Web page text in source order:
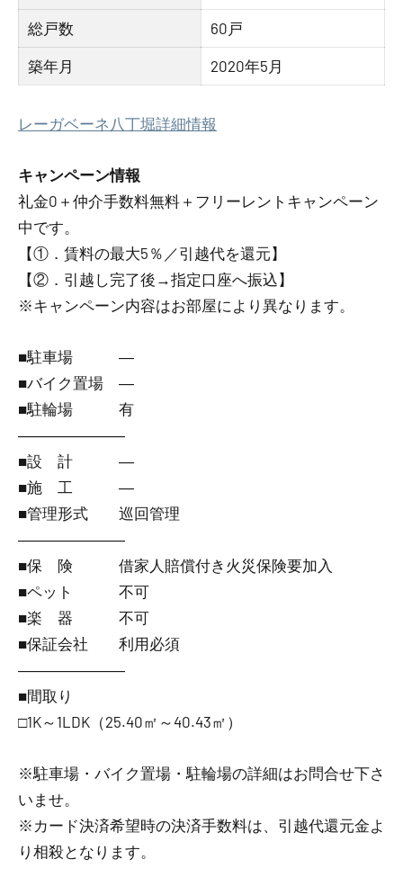
総戸数 60戸
築年月 2020年5月
レーガベーネ八丁堀詳細情報
キャンペーン情報
礼金0 ＋ 仲介手数料無料 ＋ フリーレント キャンペーン
中です。
【①．賃料の最大5％／引越代を還元】
【②．引越し完了後→指定口座へ振込】
※キャンペーン内容はお部屋により異なります。
■駐車場 ―
■バイク置場 ―
■駐輪場 有
―――――――
■設 計 ―
■施 工 ―
■管理形式 巡回管理
―――――――
■保 険 借家人賠償付き火災保険要加入
■ペット 不可
■楽 器 不可
■保証会社 利用必須
―――――――
■間取り
□1K～1LDK（25.40㎡～40.43㎡）
※駐車場・バイク置場・駐輪場の詳細はお問合せ下さ
いませ。
※カード決済希望時の決済手数料は、引越代還元金よ
り相殺となります。